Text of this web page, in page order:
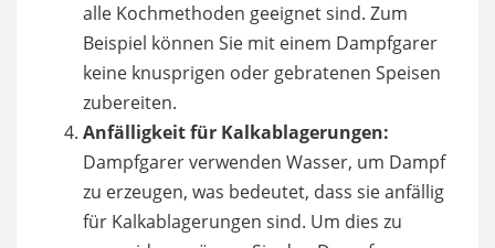
alle Kochmethoden geeignet sind. Zum
Beispiel können Sie mit einem Dampfgarer
keine knusprigen oder gebratenen Speisen
zubereiten.
Anfälligkeit für Kalkablagerungen:
Dampfgarer verwenden Wasser, um Dampf
zu erzeugen, was bedeutet, dass sie anfällig
für Kalkablagerungen sind. Um dies zu